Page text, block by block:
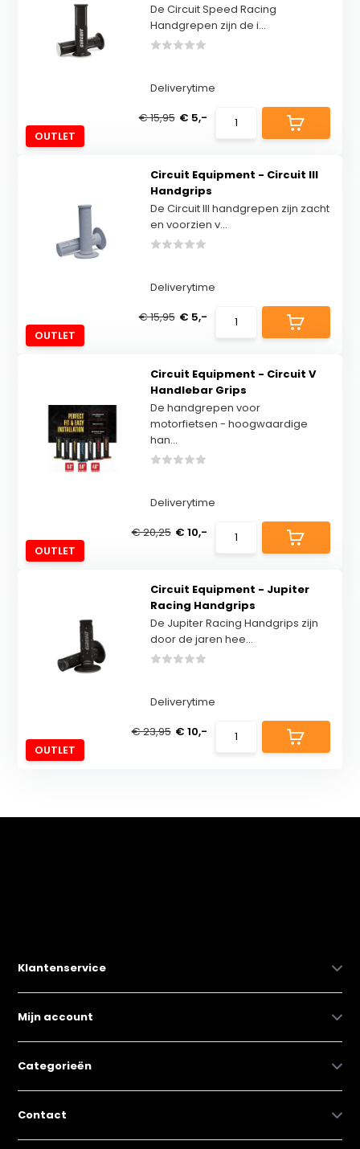
OUTLET
De Circuit Speed ​​Racing
Handgrepen zijn de i...
Deliverytime
€ 15,95 € 5,-
OUTLET
Circuit Equipment - Circuit III
Handgrips
De Circuit III handgrepen zijn zacht
en voorzien v...
Deliverytime
€ 15,95 € 5,-
OUTLET
Circuit Equipment - Circuit V
Handlebar Grips
De handgrepen voor
motorfietsen - hoogwaardige
han...
Deliverytime
€ 20,25 € 10,-
OUTLET
Circuit Equipment - Jupiter
Racing Handgrips
De Jupiter Racing Handgrips zijn
door de jaren hee...
Deliverytime
€ 23,95 € 10,-
Klantenservice
Mijn account
Categorieën
Contact